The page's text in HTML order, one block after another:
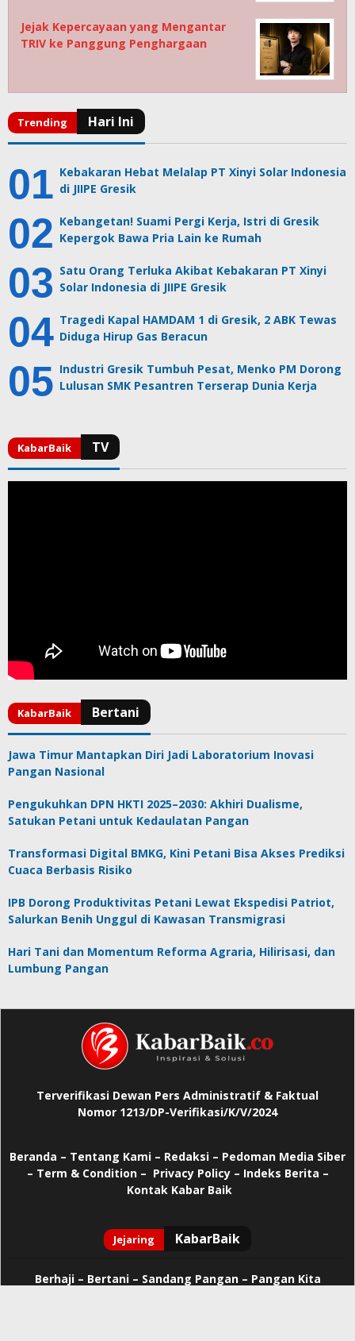
Jejak Kepercayaan yang Mengantar
TRIV ke Panggung Penghargaan
Kebakaran Hebat Melalap PT Xinyi Solar Indonesia
di JIIPE Gresik
Kebangetan! Suami Pergi Kerja, Istri di Gresik
Kepergok Bawa Pria Lain ke Rumah
Satu Orang Terluka Akibat Kebakaran PT Xinyi
Solar Indonesia di JIIPE Gresik
Tragedi Kapal HAMDAM 1 di Gresik, 2 ABK Tewas
Diduga Hirup Gas Beracun
Industri Gresik Tumbuh Pesat, Menko PM Dorong
Lulusan SMK Pesantren Terserap Dunia Kerja
Jawa Timur Mantapkan Diri Jadi Laboratorium Inovasi
Pangan Nasional
Pengukuhkan DPN HKTI 2025–2030: Akhiri Dualisme,
Satukan Petani untuk Kedaulatan Pangan
Transformasi Digital BMKG, Kini Petani Bisa Akses Prediksi
Cuaca Berbasis Risiko
IPB Dorong Produktivitas Petani Lewat Ekspedisi Patriot,
Salurkan Benih Unggul di Kawasan Transmigrasi
Hari Tani dan Momentum Reforma Agraria, Hilirisasi, dan
Lumbung Pangan
Terverifikasi Dewan Pers Administratif & Faktual
Nomor 1213/DP-Verifikasi/K/V/2024
Beranda – Tentang Kami – Redaksi – Pedoman Media Siber
– Term & Condition – Privacy Policy– Indeks Berita –
Kontak Kabar Baik
Berhaji– Bertani – Sandang Pangan – Pangan Kita